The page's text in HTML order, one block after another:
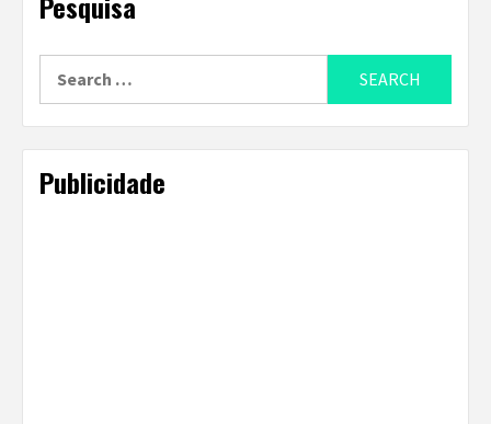
for:
Publicidade